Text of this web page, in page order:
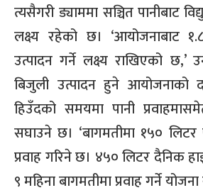
त्यसैगरी ड्याममा सञ्चित पानीबाट
लक्ष्य रहेको छ। ‘आयोजनाबाट
उत्पादन गर्ने लक्ष्य राखिएको
बिजुली उत्पादन हुने आयोजनाको
हिउँदको समयमा पानी
सघाउने छ। ‘बागमतीमा १५० लिटर
प्रवाह गरिने छ। ४५० लिटर दैनिक
९ महिना बागमतीमा प्रवाह गर्ने